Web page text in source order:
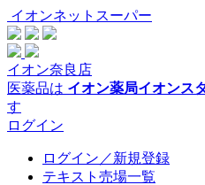
イオンネットスーパー
イオン奈良店
医薬品は イオン薬局イオンス
す
ログイン
ログイン／新規登録
テキスト売場一覧